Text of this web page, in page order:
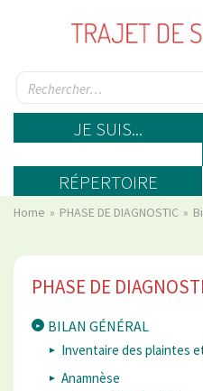
JE SUIS...
RÉPERTOIRE
Home PHASE DE DIAGNOSTIC
PHASE DE
BILAN GÉNÉRAL
Inventaire des plaintes
Anamnèse